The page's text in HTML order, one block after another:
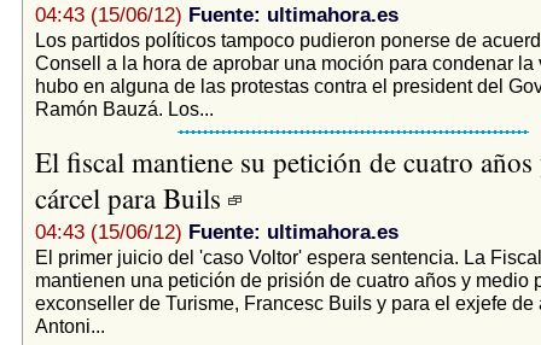
04:43 (15/06/12) Fuente: ultimahora.es
Los partidos políticos tampoco pudieron ponerse de
Consell a la hora de aprobar una moción para condenar la
hubo en alguna de las protestas contra el president del
Ramón Bauzá. Los...
El fiscal mantiene su petición de cuatro
cárcel para Buils
04:43 (15/06/12) Fuente: ultimahora.es
El primer juicio del 'caso Voltor' espera sentencia. La
mantienen una petición de prisión de cuatro años y medio
exconseller de Turisme, Francesc Buils y para el exjefe de
Antoni...